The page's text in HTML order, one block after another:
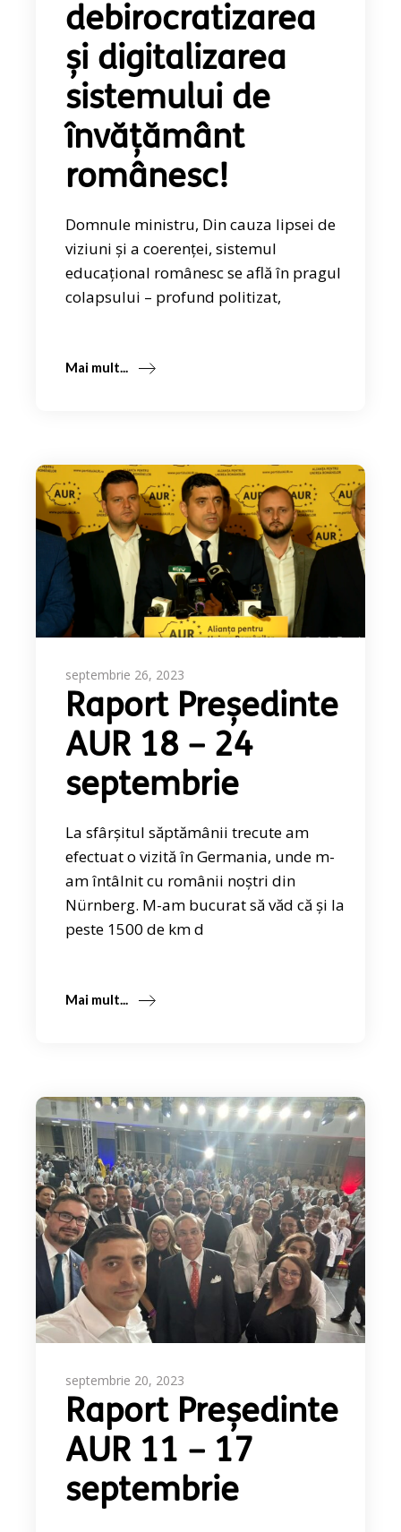
debirocratizarea
și digitalizarea
sistemului de
învățământ
românesc!
Domnule ministru, Din cauza lipsei de
viziuni și a coerenței, sistemul
educațional românesc se află în pragul
colapsului – profund politizat,
Mai mult...
septembrie 26, 2023
Raport Președinte
AUR 18 – 24
septembrie
La sfârșitul săptămânii trecute am
efectuat o vizită în Germania, unde m-
am întâlnit cu românii noștri din
Nürnberg. M-am bucurat să văd că și la
peste 1500 de km d
Mai mult...
septembrie 20, 2023
Raport Președinte
AUR 11 – 17
septembrie